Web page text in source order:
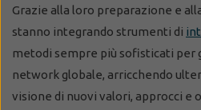
Grazie alla loro preparazione e
stanno integrando strumenti di
metodi sempre più sofisticati per
network globale, arricchendo
visione di nuovi valori, approcci